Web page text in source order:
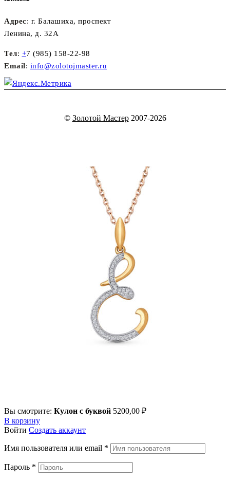
Адрес: г. Балашиха, проспект
Ленина, д. 32А
Тел: +7 (985) 158-22-98
Email: info@zolotojmaster.ru
© Золотой Мастер2007-2026
Вы смотрите: Кулон с буквой 5200,00 ₽
В корзину
Войти Создать аккаунт
Имя пользователя или email *
Пароль *